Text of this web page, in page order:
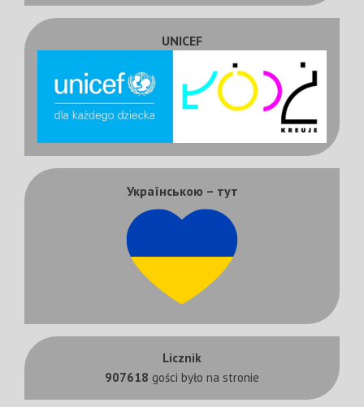
UNICEF
Українською – тут
Licznik
907618 gości było na stronie